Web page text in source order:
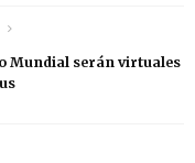
Mundial serán virtuales